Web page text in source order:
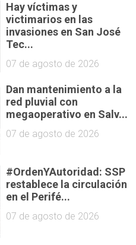
Hay víctimas y
victimarios en las
invasiones en San José
Tec...
07 de agosto de 2026
Dan mantenimiento a la
red pluvial con
megaoperativo en Salv...
07 de agosto de 2026
#OrdenYAutoridad: SSP
restablece la circulación
en el Perifé...
07 de agosto de 2026